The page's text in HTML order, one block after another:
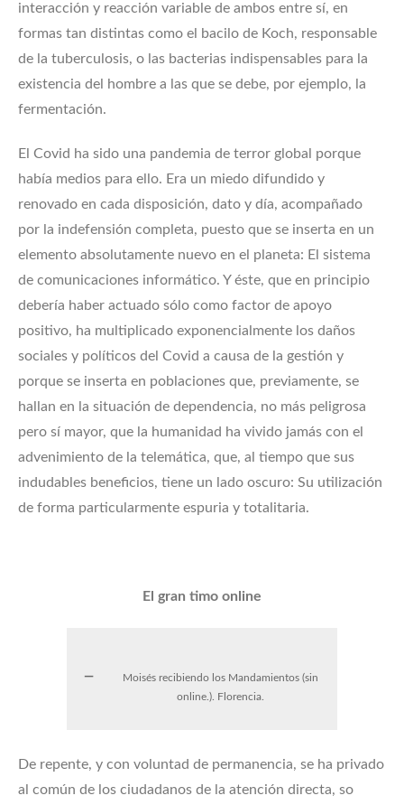
interacción y reacción variable de ambos entre sí, en
formas tan distintas como el bacilo de Koch, responsable
de la tuberculosis, o las bacterias indispensables para la
existencia del hombre a las que se debe, por ejemplo, la
fermentación.
El Covid ha sido una pandemia de terror global porque
había medios para ello. Era un miedo difundido y
renovado en cada disposición, dato y día, acompañado
por la indefensión completa, puesto que se inserta en un
elemento absolutamente nuevo en el planeta: El sistema
de comunicaciones informático. Y éste, que en principio
debería haber actuado sólo como factor de apoyo
positivo, ha multiplicado exponencialmente los daños
sociales y políticos del Covid a causa de la gestión y
porque se inserta en poblaciones que, previamente, se
hallan en la situación de dependencia, no más peligrosa
pero sí mayor, que la humanidad ha vivido jamás con el
advenimiento de la telemática, que, al tiempo que sus
indudables beneficios, tiene un lado oscuro: Su utilización
de forma particularmente espuria y totalitaria.
El gran timo online
Moisés recibiendo los Mandamientos (sin
online.). Florencia.
De repente, y con voluntad de permanencia, se ha privado
al común de los ciudadanos de la atención directa, so